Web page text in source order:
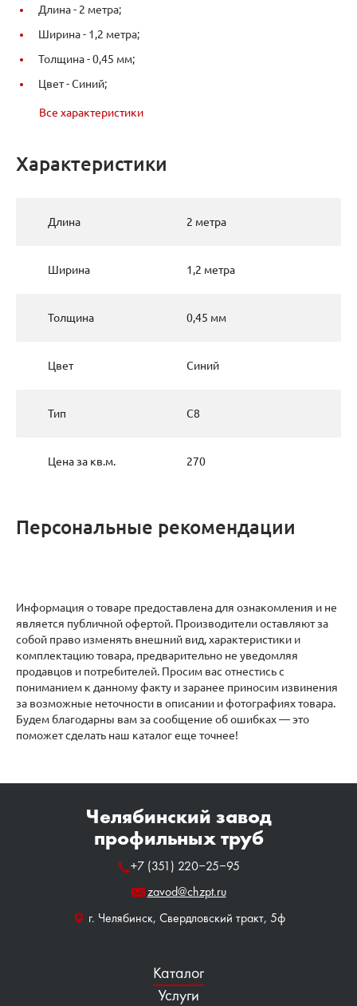
Длина - 2 метра;
Ширина - 1,2 метра;
Толщина -0,45 мм;
Цвет -Синий;
Все характеристики
Характеристики
Длина 2 метра
Ширина 1,2 метра
Толщина 0,45 мм
Цвет Синий
Тип С8
Цена за кв.м. 270
Персональные рекомендации
Информация о товаре предоставлена для ознакомления и не
является публичной офертой. Производители оставляют за
собой право изменять внешний вид, характеристики и
комплектацию товара, предварительно не уведомляя
продавцов и потребителей. Просим вас отнестись с
пониманием к данному факту и заранее приносим извинения
за возможные неточности в описании и фотографиях товара.
Будем благодарны вам за сообщение об ошибках — это
поможет сделать наш каталог еще точнее!
Челябинский завод
профильных труб
+7 (351) 220‒25‒95
zavod@chzpt.ru
г. Челябинск, Свердловский тракт, 5ф
Каталог
Услуги